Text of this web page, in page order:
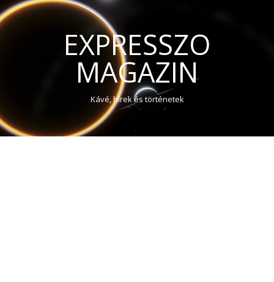
EXPRESSZO
MAGAZIN
Kávé, hírek és történetek